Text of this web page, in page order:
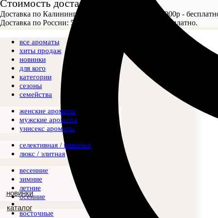
Стоимость доставки
Доставка по Калининграду: 400р, при заказе от 4000р -
Доставка по России: 500р, при заказе от 5000р - бесплатно.
новинки
каталог
все ароматы
хиты продаж
новинки
для кого
категории
сезоны
семейства
женские ароматы
мужские ароматы
унисекс ароматы
селективная / нишевая
люкс / элитная
весенние
зимние
летние
осенние
восточные